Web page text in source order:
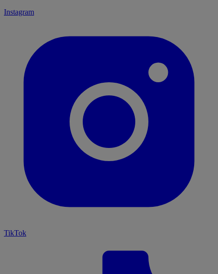
Instagram
TikTok